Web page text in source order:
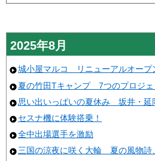
2025年8月
城小屋マルコ リニューアルオープ
夏の竹田Tキャンプ 7つのプロジェ
思い出いっぱいの夏休み 坂井・延
セスナ機に体験搭乗！
全中出場選手を激励
三国の涼夜に咲く大輪 夏の風物詩